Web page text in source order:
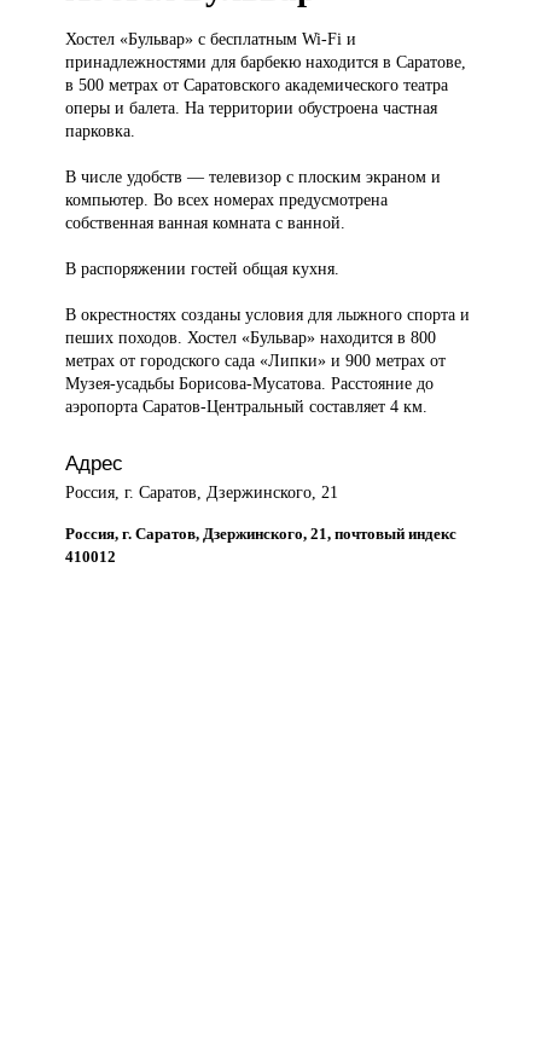
Хостел «Бульвар»с бесплатным Wi-Fi и
принадлежностями для барбекю находится в Саратове,
в 500 метрах от Саратовского академического театра
оперы и балета. На территории обустроена частная
парковка.
В числе удобств — телевизор с плоским экраном и
компьютер. Во всех номерах предусмотрена
собственная ванная комната с ванной.
В распоряжении гостей общая кухня.
В окрестностях созданы условия для лыжного спорта и
пеших походов. Хостел «Бульвар» находится в 800
метрах от городского сада «Липки» и 900 метрах от
Музея-усадьбы Борисова-Мусатова. Расстояние до
аэропорта Саратов-Центральный составляет 4 км.
Адрес
Россия, г. Саратов, Дзержинского, 21
Россия, г. Саратов, Дзержинского, 21, почтовый индекс
410012